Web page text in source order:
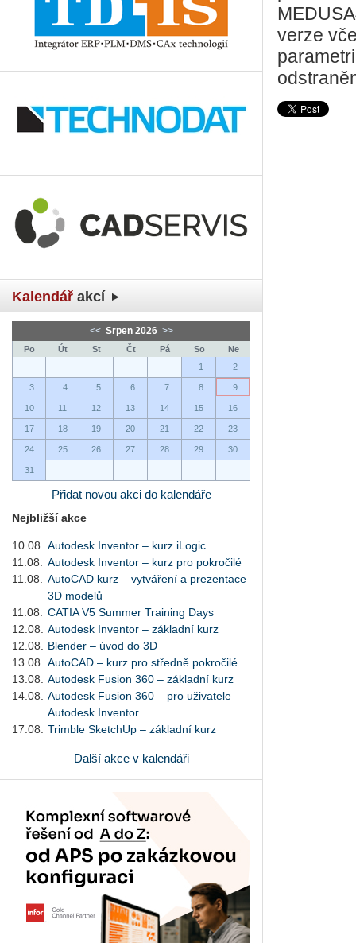
Kalendář akcí
<< Srpen 2026 >>
Po Út St Čt Pá So
Ne
1
2
3 4 5 6 7 8 9
10 11 12 13 14 15 16
17 18 19 20 21 22 23
24 25 26 27 28 29 30
31
Přidat novou akci do kalendáře
Nejbližší akce
10.08.
Autodesk Inventor – kurz iLogic
11.08.
Autodesk Inventor – kurz pro pokročilé
11.08.
AutoCAD kurz – vytváření a prezentace
3D modelů
11.08.
CATIA V5 Summer Training Days
12.08.
Autodesk Inventor – základní kurz
12.08.
Blender – úvod do 3D
13.08.
AutoCAD – kurz pro středně pokročilé
13.08.
Autodesk Fusion 360 – základní kurz
14.08.
Autodesk Fusion 360 – pro uživatele
Autodesk Inventor
17.08.
Trimble SketchUp – základní kurz
Další akce v kalendáři
verze